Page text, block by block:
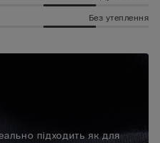
Без утеплення
підходить як для